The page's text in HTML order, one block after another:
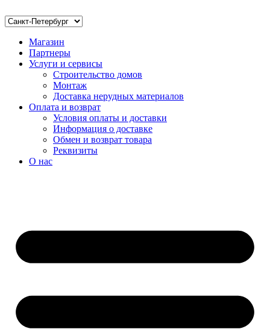
Магазин
Партнеры
Услуги и сервисы
Строительство домов
Монтаж
Доставка нерудных материалов
Оплата и возврат
Условия оплаты и доставки
Информация о доставке
Обмен и возврат товара
Реквизиты
О нас